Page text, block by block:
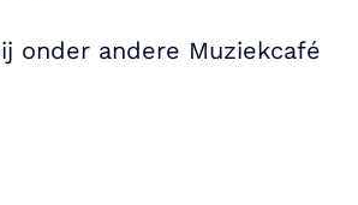
onder andere Muziekcafé